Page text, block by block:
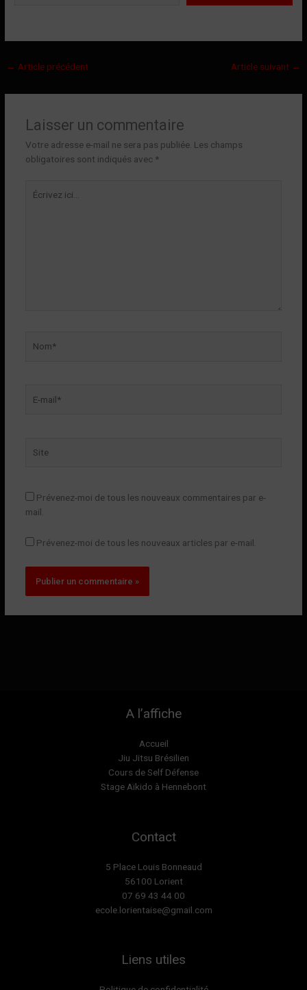
← Article précédent Article suivant →
Laisser un commentaire
Votre adresse e-mail ne sera pas publiée. Les champs
obligatoires sont indiqués avec *
ici…
mail*
Prévenez-moi de tous les nouveaux commentaires par e-
mail.
Prévenez-moi de tous les nouveaux articles par e-mail.
A l’affiche
Accueil
Jiu Jitsu Brésilien
Cours de Self Défense
Stage Aïkido à Hennebont
Contact
5 Place Louis Bonneaud
56100 Lorient
07 69 43 44 00
ecole.lorientaise@gmail.com
Liens utiles